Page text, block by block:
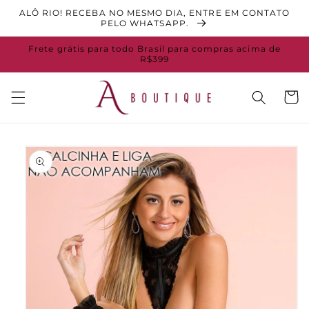
para o
ALÔ RIO! RECEBA NO MESMO DIA, ENTRE EM CONTATO
PELO WHATSAPP.
Frete grátis para todo Brasil para compras acima de
R$399
informações
do produto